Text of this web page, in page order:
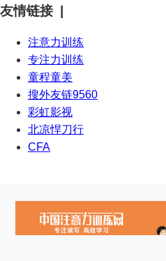
友情链接 |
注意力训练
专注力训练
童程童美
搜外友链9560
彩虹影视
北凉悍刀行
CFA